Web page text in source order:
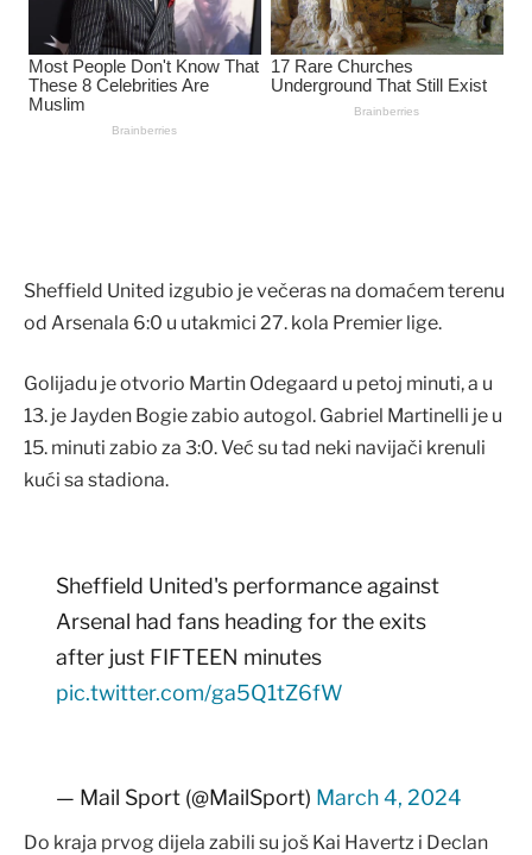
Sheffield United izgubio je večeras na domaćem terenu
od Arsenala 6:0 u utakmici 27. kola Premier lige.
Golijadu je otvorio Martin Odegaard u petoj minuti, a u
13. je Jayden Bogie zabio autogol. Gabriel Martinelli je u
15. minuti zabio za 3:0. Već su tad neki navijači krenuli
kući sa stadiona.
Sheffield United's performance against
Arsenal had fans heading for the exits
after just FIFTEEN minutes
pic.twitter.com/ga5Q1tZ6fW
— Mail Sport (@MailSport) March 4, 2024
Do kraja prvog dijela zabili su još Kai Havertz i Declan